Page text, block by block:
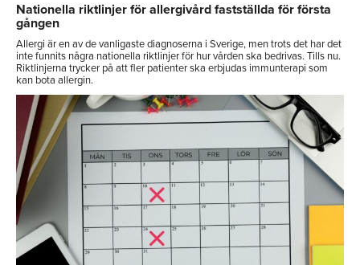
Nationella riktlinjer för allergivård fastställda för första
gången
Allergi är en av de vanligaste diagnoserna i Sverige, men trots det har det
inte funnits några nationella riktlinjer för hur vården ska bedrivas. Tills nu.
Riktlinjerna trycker på att fler patienter ska erbjudas immunterapi som
kan bota allergin.